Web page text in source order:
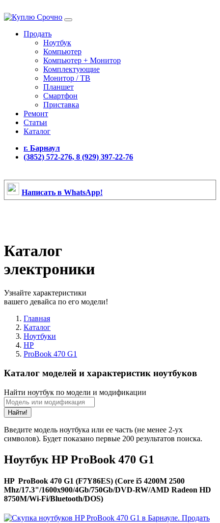
Продать
Ноутбук
Компьютер
Компьютер + Монитор
Комплектующие
Монитор / ТВ
Планшет
Смартфон
Приставка
Ремонт
Статьи
Каталог
г. Барнаул
(3852) 572-276, 8 (929) 397-22-76
Написать в WhatsApp!
Каталог
электроники
Узнайте характеристики
вашего девайса по его модели!
Главная
Каталог
Ноутбуки
HP
ProBook 470 G1
Каталог моделей и характеристик ноутбуков
Найти ноутбук по модели и модификации
Найти!
Введите модель ноутбука или ее часть (не менее 2-ух
символов). Будет показано первые 200 результатов поиска.
Ноутбук HP ProBook 470 G1
HP ProBook 470 G1 (F7Y86ES) (Core i5 4200M 2500
Mhz/17.3"/1600x900/4Gb/750Gb/DVD-RW/AMD Radeon HD
8750M/Wi-Fi/Bluetooth/DOS)